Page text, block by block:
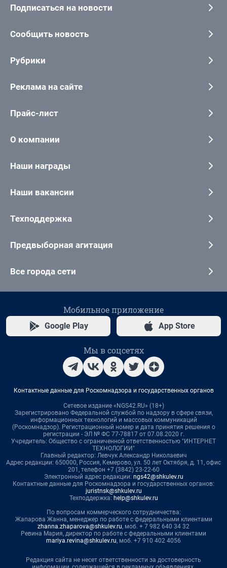
Подписаться на новости
Сообщить новость
Рубрики
Реклама на сайте
Прайс-лист
О компании
Наши награды
Наши вакансии
Техподдержка
Предвыборная агитация
Все города сети
Мобильное приложение
Google Play App Store
Мы в соцсетях
Контактные данные для Роскомнадзора и государственных органов
Сетевое издание «NGS42.RU» (18+)
Зарегистрировано Федеральной службой по надзору в сфере связи,
информационных технологий и массовых коммуникаций
(Роскомнадзор). Регистрационный номер и дата принятия решения о
регистрации - ЭЛ № ФС 77-78817 от 07.08.2020 г.
Учредитель: Общество с ограниченной ответственностью "ИНТЕРНЕТ
ТЕХНОЛОГИИ"
Главный редактор: Левчук Александр Николаевич
Адрес редакции: 650000, Россия, Кемерово, ул. 50 лет Октября, д. 11, офис
201, телефон +7 (3842) 23-22-60
Электронный адрес редакции: ngs42@shkulev.ru
Контактные данные для Роскомнадзора и государственных органов:
juristnsk@shkulev.ru
Техподдержка: help@shkulev.ru
По вопросам коммерческого сотрудничества:
Жапарова Жанна, менеджер по работе с федеральными клиентами
zhanna.zhaparova@shkulev.ru, моб. + 7 982 640 34 32
Ревина Мария, директор по работе с федеральными клиентами
mariya.revina@shkulev.ru, моб. +7 910 402 4056
Редакция сайта не несет ответственности за достоверность